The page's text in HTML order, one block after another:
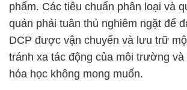
phẩm. Các tiêu chuẩn phân loại và
quản phải tuân thủ nghiêm ngặt để
DCP được vận chuyển và lưu trữ
tránh xa tác động của môi trường và
hóa học không mong muốn.